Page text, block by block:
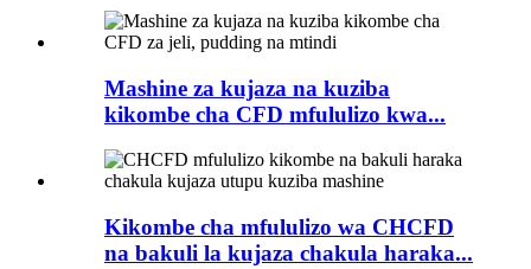
Mashine za kujaza na kuziba
kikombe cha CFD mfululizo kwa...
Kikombe cha mfululizo wa CHCFD
na bakuli la kujaza chakula haraka...